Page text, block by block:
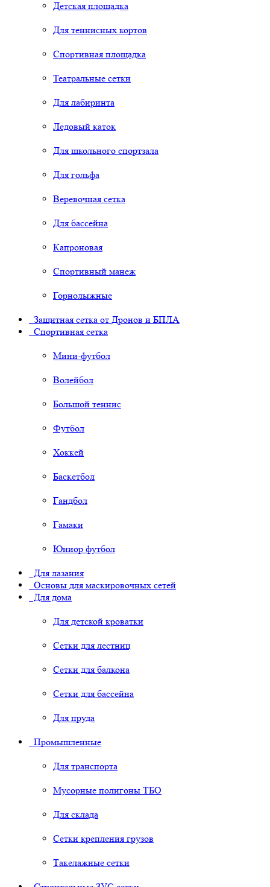
Детская площадка
Для теннисных кортов
Спортивная площадка
Театральные сетки
Для лабиринта
Ледовый каток
Для школьного спортзала
Для гольфа
Веревочная сетка
Для бассейна
Капроновая
Спортивный манеж
Горнолыжные
Защитная сетка от Дронов и БПЛА
Спортивная сетка
Мини-футбол
Волейбол
Большой теннис
Футбол
Хоккей
Баскетбол
Гандбол
Гамаки
Юниор футбол
Для лазания
Основы для маскировочных сетей
Для дома
Для детской кроватки
Сетки для лестниц
Сетки для балкона
Сетки для бассейна
Для пруда
Промышленные
Для транспорта
Мусорные полигоны ТБО
Для склада
Сетки крепления грузов
Такелажные сетки